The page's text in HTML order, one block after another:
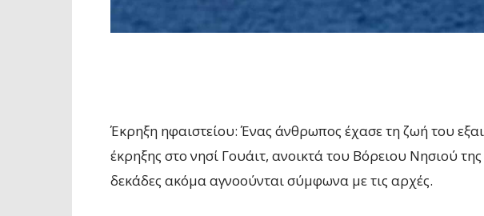
Έκρηξη ηφαιστείου: Ένας άνθρωπος έχασε τη ζωή του
έκρηξης στο νησί Γουάιτ, ανοικτά του Βόρειου Νησιού
δεκάδες ακόμα αγνοούνται σύμφωνα με τις αρχές.